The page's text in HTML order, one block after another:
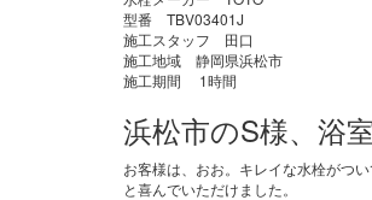
型番 TBV03401J
施工スタッフ 田口
施工地域 静岡県浜松市
施工期間 1時間
浜松市のS様、浴
お客様は、おお。キレイな水栓がつ
と喜んでいただけました。